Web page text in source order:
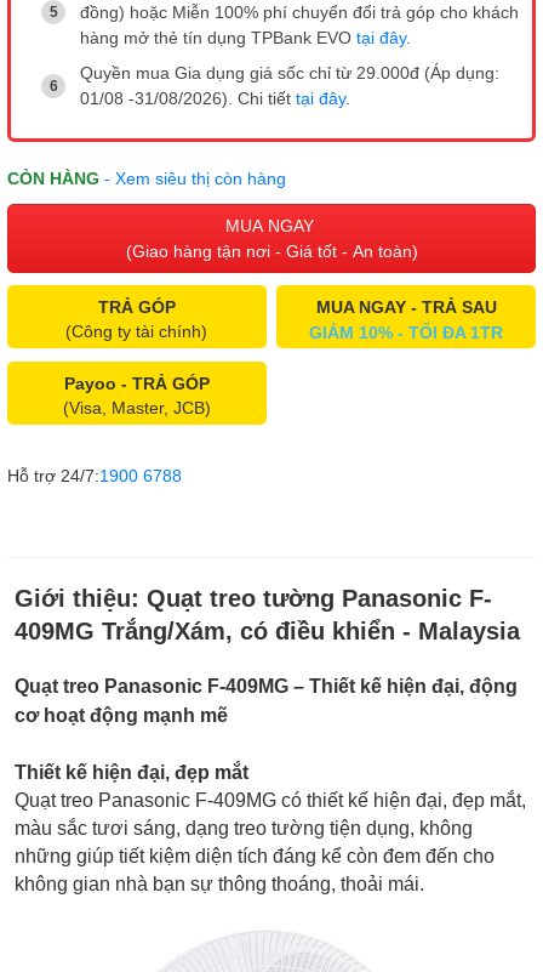
đồng) hoặc Miễn 100% phí chuyển đổi trả góp cho khách
hàng mở thẻ tín dụng TPBank EVO tại đây.
Quyền mua Gia dụng giá sốc chỉ từ 29.000đ (Áp dụng:
01/08 -31/08/2026). Chi tiết tại đây.
CÒN HÀNG - Xem siêu thị còn hàng
MUA NGAY
(Giao hàng tận nơi - Giá tốt - An toàn)
TRẢ GÓP
(Công ty tài chính)
MUA NGAY - TRẢ SAU
GIẢM 10% - TỐI ĐA 1TR
Payoo - TRẢ GÓP
(Visa, Master, JCB)
Hỗ trợ 24/7:1900 6788
Giới thiệu: Quạt treo tường Panasonic F-
409MG Trắng/Xám, có điều khiển - Malaysia
Quạt treo Panasonic F-409MG – Thiết kế hiện đại, động
cơ hoạt động mạnh mẽ
Thiết kế hiện đại, đẹp mắt
Quạt treo Panasonic F-409MG có thiết kế hiện đại, đẹp mắt,
màu sắc tươi sáng, dạng treo tường tiện dụng, không
những giúp tiết kiệm diện tích đáng kể còn đem đến cho
không gian nhà bạn sự thông thoáng, thoải mái.